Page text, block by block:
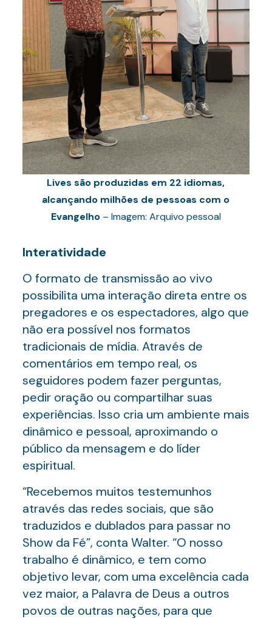
Lives são produzidas em 22 idiomas,
alcançando milhões de pessoas com o
Evangelho– Imagem: Arquivo pessoal
Interatividade
O formato de transmissão ao vivo
possibilita uma interação direta entre os
pregadores e os espectadores, algo que
não era possível nos formatos
tradicionais de mídia. Através de
comentários em tempo real, os
seguidores podem fazer perguntas,
pedir oração ou compartilhar suas
experiências. Isso cria um ambiente mais
dinâmico e pessoal, aproximando o
público da mensagem e do líder
espiritual.
“Recebemos muitos testemunhos
através das redes sociais, que são
traduzidos e dublados para passar no
Show da Fé”, conta Walter. “O nosso
trabalho é dinâmico, e tem como
objetivo levar, com uma excelência cada
vez maior, a Palavra de Deus a outros
povos de outras nações, para que